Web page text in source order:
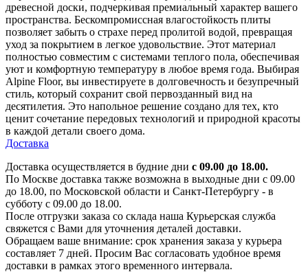
древесной доски, подчеркивая премиальный характер вашего
пространства. Бескомпромиссная влагостойкость плиты
позволяет забыть о страхе перед пролитой водой, превращая
уход за покрытием в легкое удовольствие. Этот материал
полностью совместим с системами теплого пола, обеспечивая
уют и комфортную температуру в любое время года. Выбирая
Alpine Floor, вы инвестируете в долговечность и безупречный
стиль, который сохранит свой первозданный вид на
десятилетия. Это напольное решение создано для тех, кто
ценит сочетание передовых технологий и природной красоты
в каждой детали своего дома.
Доставка
Доставка осуществляется в будние дни с 09.00 до 18.00.
По Москве доставка также возможна в выходные дни с 09.00
до 18.00, по Московской области и Санкт-Петербургу - в
субботу с 09.00 до 18.00.
После отгрузки заказа со склада наша Курьерская служба
свяжется с Вами для уточнения деталей доставки.
Обращаем ваше внимание: срок хранения заказа у курьера
составляет 7 дней. Просим Вас согласовать удобное время
доставки в рамках этого временного интервала.